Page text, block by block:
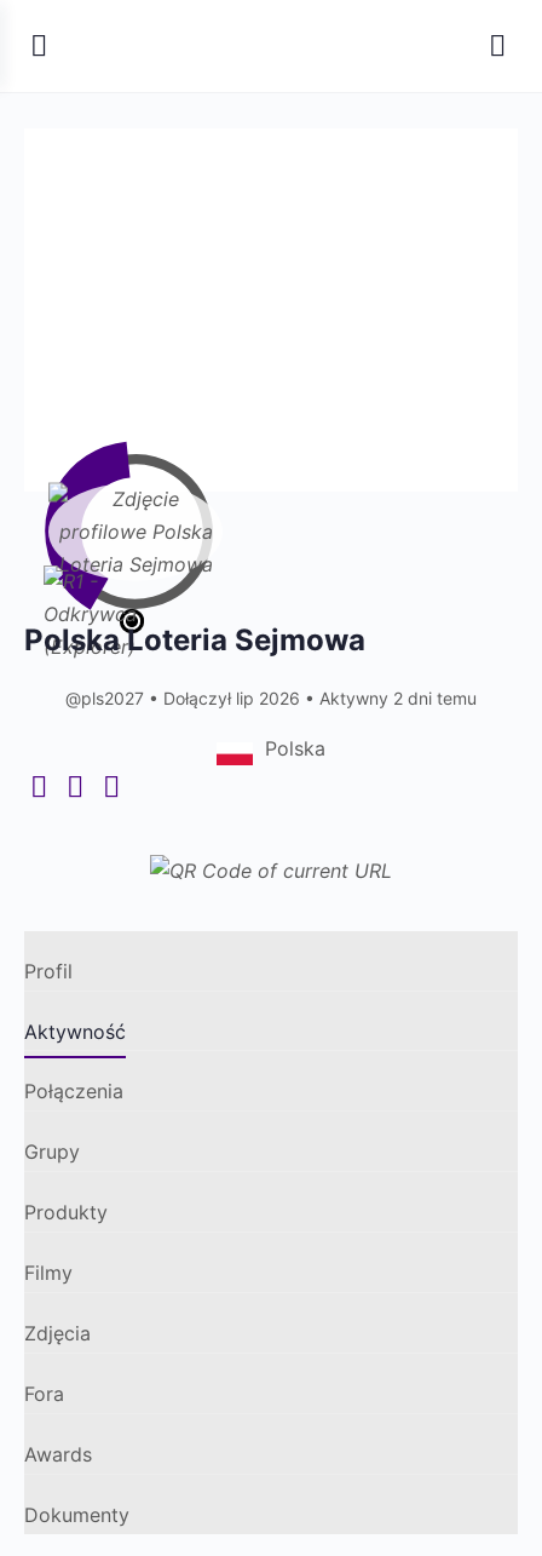
Polska Loteria Sejmowa
@pls2027 • Dołączył lip 2026 • Aktywny 2 dni temu
Polska
Profil
Aktywność
Połączenia
Grupy
Produkty
Filmy
Zdjęcia
Fora
Awards
Dokumenty